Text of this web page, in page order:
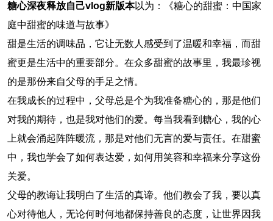
糖心深夜释放自己vlog新版本以为：《糖心的甜蜜：中国家
庭中甜蜜的味道与故事》
甜是生活的调味品，它让无数人感受到了温暖和幸福，而甜
蜜更是生活中的重要部分。在众多甜蜜的故事里，我最珍视
的是那份来自父母的手足之情。
在我成长的过程中，父母总是个为我准备糖心的，那是他们
对我的期待，也是我对他们的爱。每当我看到糖心，我的心
上就会涌起阵阵暖流，那是对他们无言的爱与责任。在甜蜜
中，我也学会了如何表达爱，如何用笑容和幸福来分享这份
关爱。
父母的教诲让我明白了生活的真谛。他们教会了我，要以真
心对待他人，无论何时何地都保持善良的态度，让世界因我